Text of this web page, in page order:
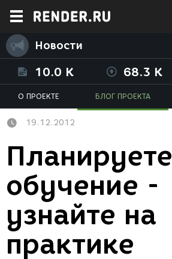
Новости
10.0 K 68.3 K
О ПРОЕКТЕ БЛОГ ПРОЕКТА
19.12.2012
Планируете
обучение -
узнайте на
практике